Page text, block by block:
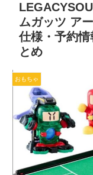
ムガッツ ア
仕様・予約
とめ
おもちゃ